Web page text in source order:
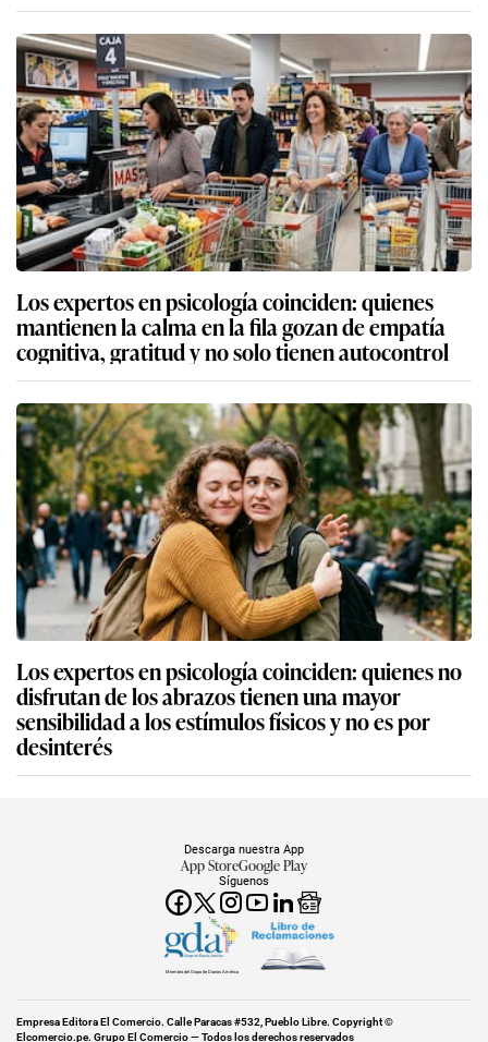
Los expertos en psicología coinciden: quienes
mantienen la calma en la fila gozan de empatía
cognitiva, gratitud y no solo tienen autocontrol
Los expertos en psicología coinciden: quienes no
disfrutan de los abrazos tienen una mayor
sensibilidad a los estímulos físicos y no es por
desinterés
Síguenos
Descarga nuestra App
App StoreGoogle Play
Miembro del Grupo de Diarios América
Empresa Editora El Comercio. Calle Paracas #532, Pueblo Libre. Copyright ©
Elcomercio.pe. Grupo El Comercio — Todos los derechos reservados